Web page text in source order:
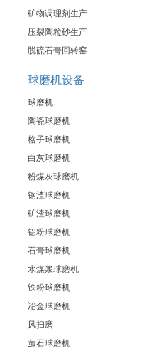
矿物调理剂生产
压裂陶粒砂生产
脱硫石膏回转窑
球磨机设备
球磨机
陶瓷球磨机
格子球磨机
白灰球磨机
粉煤灰球磨机
钢渣球磨机
矿渣球磨机
铝粉球磨机
石膏球磨机
水煤浆球磨机
铁粉球磨机
冶金球磨机
风扫磨
萤石球磨机